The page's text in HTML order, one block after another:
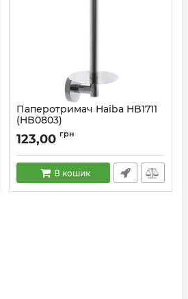
Паперотримач Haiba HB1711
(HB0803)
Артикул: HB0803
123,00 грн
В кошик